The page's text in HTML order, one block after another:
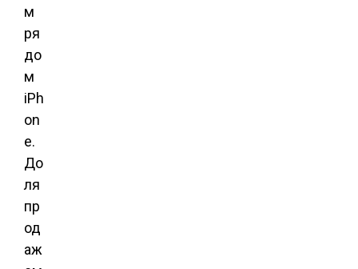
м
ря
до
м
iPh
on
e.
До
ля
пр
од
аж